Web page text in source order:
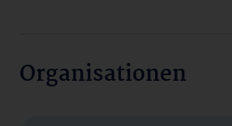
Organisationen